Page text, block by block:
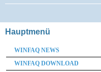
Hauptmenü
WINFAQ NEWS
WINFAQ DOWNLOAD